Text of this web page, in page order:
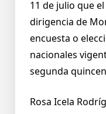
11 de julio que
dirigencia de
encuesta o
nacionales
segunda
Rosa Icela